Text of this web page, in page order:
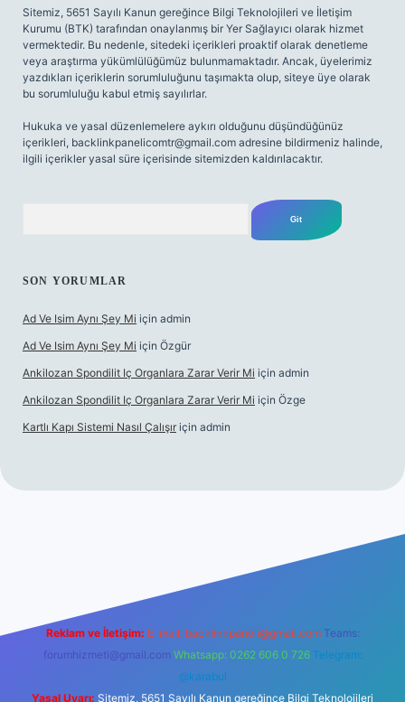
Sitemiz, 5651 Sayılı Kanun gereğince Bilgi Teknolojileri ve İletişim
Kurumu (BTK) tarafından onaylanmış bir Yer Sağlayıcı olarak hizmet
vermektedir. Bu nedenle, sitedeki içerikleri proaktif olarak denetleme
veya araştırma yükümlülüğümüz bulunmamaktadır. Ancak, üyelerimiz
yazdıkları içeriklerin sorumluluğunu taşımakta olup, siteye üye olarak
bu sorumluluğu kabul etmiş sayılırlar.
Hukuka ve yasal düzenlemelere aykırı olduğunu düşündüğünüz
içerikleri, backlinkpanelicomtr@gmail.com adresine bildirmeniz halinde,
ilgili içerikler yasal süre içerisinde sitemizden kaldırılacaktır.
SON YORUMLAR
Ad Ve Isim Aynı Şey Mi için admin
Ad Ve Isim Aynı Şey Mi için Özgür
Ankilozan Spondilit Iç Organlara Zarar Verir Mi için admin
Ankilozan Spondilit Iç Organlara Zarar Verir Mi için Özge
Kartlı Kapı Sistemi Nasıl Çalışır için admin
Reklam ve İletişim: E-mail: backlinkpaneli@gmail.com Teams:
forumhizmeti@gmail.com Whatsapp: 0262 606 0 726 Telegram:
@karabul
Yasal Uyarı: Sitemiz, 5651 Sayılı Kanun gereğince Bilgi Teknolojileri